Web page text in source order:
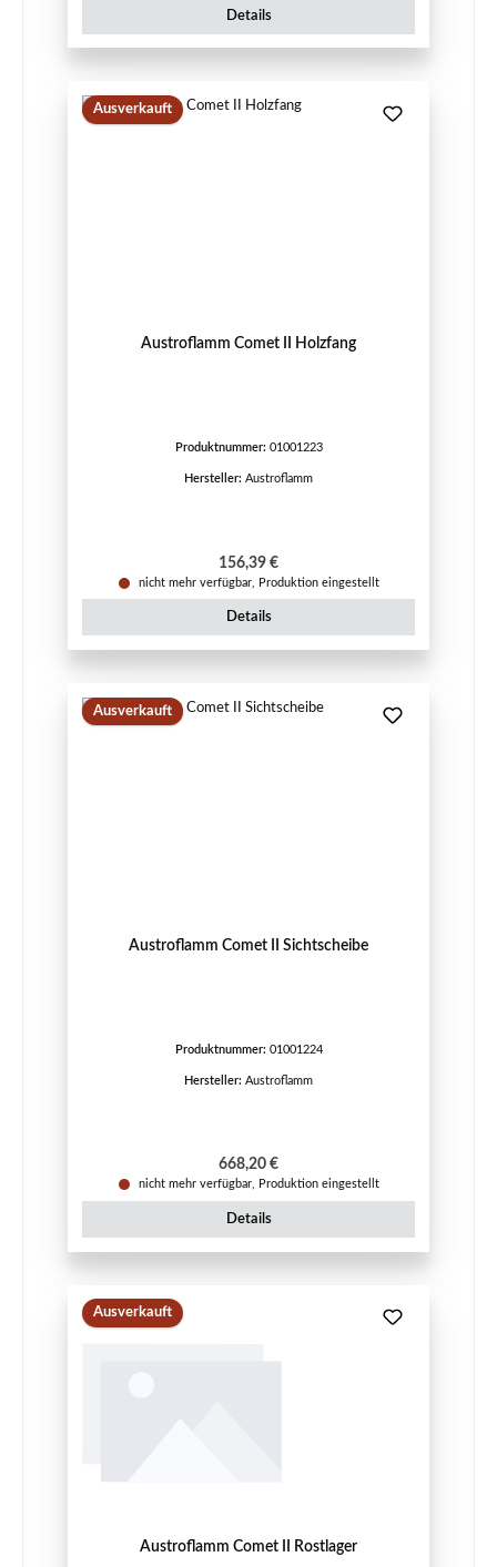
Details
Ausverkauft
Austroflamm Comet II Holzfang
Produktnummer: 01001223
Hersteller: Austroflamm
Regulärer Preis:
156,39 €
nicht mehr verfügbar, Produktion eingestellt
Details
Ausverkauft
Austroflamm Comet II Sichtscheibe
Produktnummer: 01001224
Hersteller: Austroflamm
Regulärer Preis:
668,20 €
nicht mehr verfügbar, Produktion eingestellt
Details
Ausverkauft
Austroflamm Comet II Rostlager